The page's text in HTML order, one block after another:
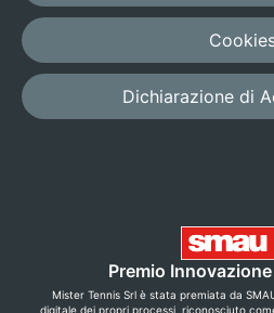
Dichiarazione di
Premio
Mister Tennis Srl è stata premiata da
digitale dei propri processi, riconosciuto